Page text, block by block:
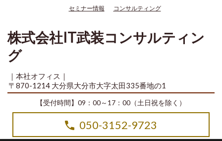
セミナー情報
コンサルティング
株式会社IT武装コンサルティン
グ
｜本社オフィス｜
〒870-1214 大分県大分市大字太田335番地の1
【受付時間】09：00～17：00（土日祝を除く）
050-3152-9723